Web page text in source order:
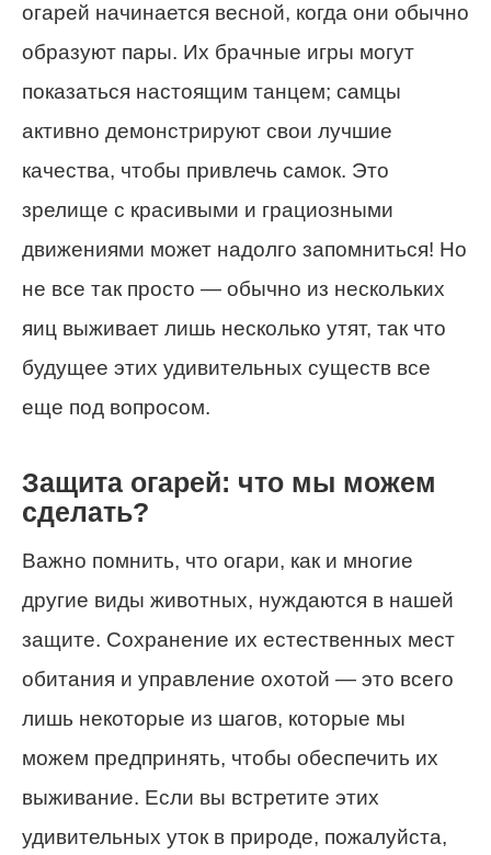
огарей начинается весной, когда они обычно
образуют пары. Их брачные игры могут
показаться настоящим танцем; самцы
активно демонстрируют свои лучшие
качества, чтобы привлечь самок. Это
зрелище с красивыми и грациозными
движениями может надолго запомниться! Но
не все так просто — обычно из нескольких
яиц выживает лишь несколько утят, так что
будущее этих удивительных существ все
еще под вопросом.
Защита огарей: что мы можем
сделать?
Важно помнить, что огари, как и многие
другие виды животных, нуждаются в нашей
защите. Сохранение их естественных мест
обитания и управление охотой — это всего
лишь некоторые из шагов, которые мы
можем предпринять, чтобы обеспечить их
выживание. Если вы встретите этих
удивительных уток в природе, пожалуйста,